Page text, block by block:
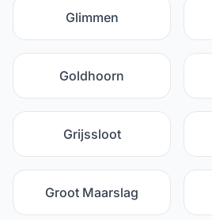
Glimmen
Goldhoorn
Grijssloot
Groot Maarslag